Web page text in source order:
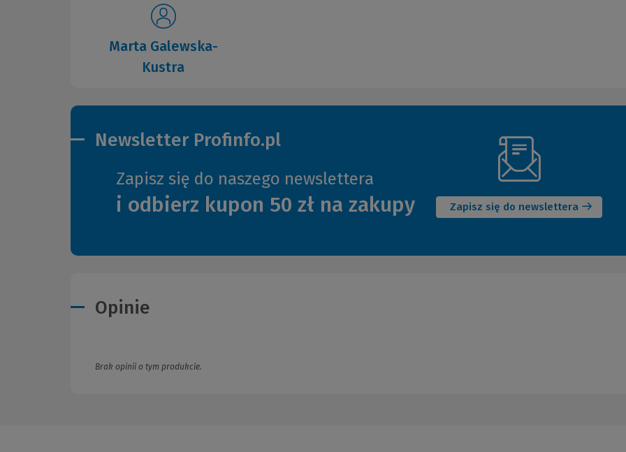
Marta Galewska-
Kustra
Newsletter Profinfo.pl
Zapisz się do naszego newslettera
i odbierz kupon 50 zł na zakupy Zapisz się do newslettera
okno)
Opinie
Brak opinii o tym produkcie.